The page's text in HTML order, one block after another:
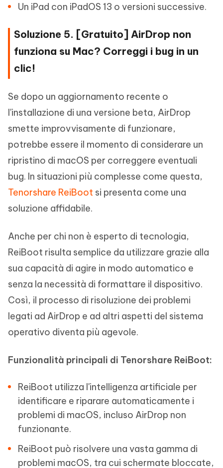
Un iPad con iPadOS 13 o versioni successive.
Soluzione 5. [Gratuito] AirDrop non
funziona su Mac? Correggi i bug in un
clic!
Se dopo un aggiornamento recente o
l'installazione di una versione beta, AirDrop
smette improvvisamente di funzionare,
potrebbe essere il momento di considerare un
ripristino di macOS per correggere eventuali
bug. In situazioni più complesse come questa,
Tenorshare ReiBoot si presenta come una
soluzione affidabile.
Anche per chi non è esperto di tecnologia,
ReiBoot risulta semplice da utilizzare grazie alla
sua capacità di agire in modo automatico e
senza la necessità di formattare il dispositivo.
Così, il processo di risoluzione dei problemi
legati ad AirDrop e ad altri aspetti del sistema
operativo diventa più agevole.
Funzionalità principali di Tenorshare ReiBoot:
ReiBoot utilizza l'intelligenza artificiale per
identificare e riparare automaticamente i
problemi di macOS, incluso AirDrop non
funzionante.
ReiBoot può risolvere una vasta gamma di
problemi macOS, tra cui schermate bloccate,